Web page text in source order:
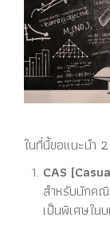
ในที่นี้ขอแนะนำ
CAS
สำหรับนักค
เป็นพิเศษใน